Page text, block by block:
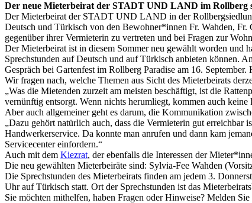
Der neue Mieterbeirat der STADT UND LAND im Rollberg
Der Mieterbeirat der STADT UND LAND in der
Deutsch und Türkisch von den Bewohner*innen Fr. Wahden, Fr.
gegenüber ihrer Vermieterin zu vertreten und bei Fragen zur
Der Mieterbeirat ist in diesem Sommer neu gewählt worden und
Sprechstunden auf Deutsch und auf Türkisch anbieten können.
Gespräch bei Gartenfest im Rollberg Paradise am 16.
Wir fragen nach, welche Themen aus Sicht des Mieterbeirats
„Was die Mietenden zurzeit am meisten beschäftigt, ist die
vernünftig entsorgt. Wenn nichts herumliegt, kommen auch
Aber auch allgemeiner geht es darum, die Kommunikation
„Dazu gehört natürlich auch, dass die Vermieterin gut
Handwerkerservice. Da konnte man anrufen und dann kam
Servicecenter einfordern.“
Auch mit dem Kiezrat, der ebenfalls die Interessen der
Die neu gewählten Mieterbeiräte sind: Sylvia-Fee Wahden
Die Sprechstunden des Mieterbeirats finden am jedem 3.
Uhr auf Türkisch statt. Ort der Sprechstunden ist das
Sie möchten mithelfen, haben Fragen oder Hinweise? Melden